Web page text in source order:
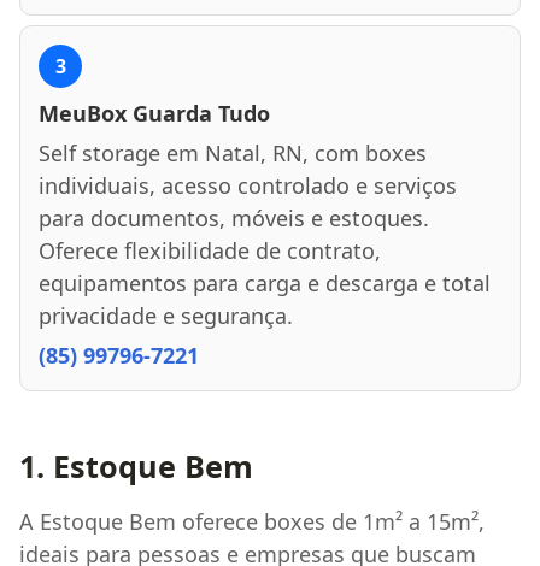
3
MeuBox Guarda Tudo
Self storage em Natal, RN, com boxes
individuais, acesso controlado e serviços
para documentos, móveis e estoques.
Oferece flexibilidade de contrato,
equipamentos para carga e descarga e total
privacidade e segurança.
(85) 99796-7221
1. Estoque Bem
A Estoque Bem oferece boxes de 1m² a 15m²,
ideais para pessoas e empresas que buscam